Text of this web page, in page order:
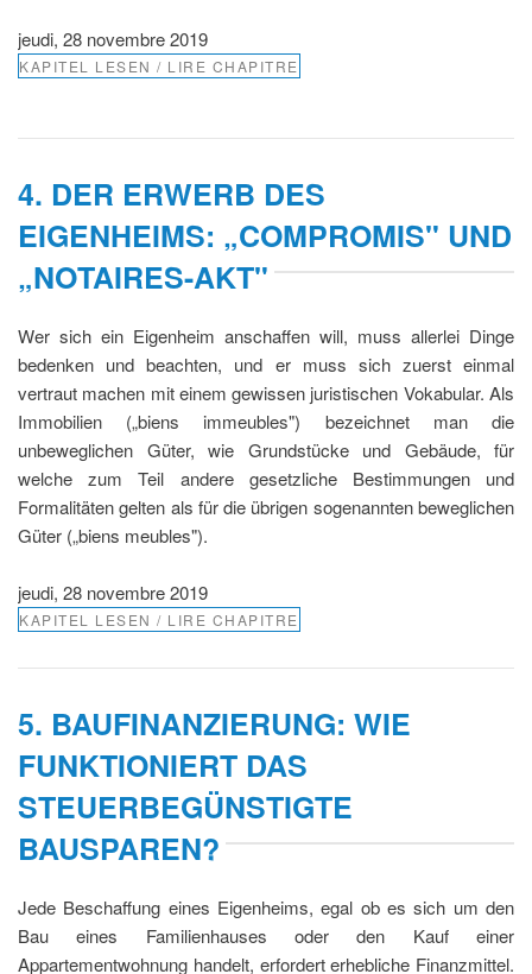
jeudi, 28 novembre 2019
KAPITEL LESEN / LIRE CHAPITRE
4. DER ERWERB DES
EIGENHEIMS: „COMPROMIS" UND
„NOTAIRES-AKT"
Wer sich ein Eigenheim anschaffen will, muss allerlei Dinge
bedenken und beachten, und er muss sich zuerst einmal
vertraut machen mit einem gewissen juristischen Vokabular. Als
Immobilien („biens immeubles") bezeichnet man die
unbeweglichen Güter, wie Grundstücke und Gebäude, für
welche zum Teil andere gesetzliche Bestimmungen und
Formalitäten gelten als für die übrigen sogenannten beweglichen
Güter („biens meubles").
jeudi, 28 novembre 2019
KAPITEL LESEN / LIRE CHAPITRE
5. BAUFINANZIERUNG: WIE
FUNKTIONIERT DAS
STEUERBEGÜNSTIGTE
BAUSPAREN?
Jede Beschaffung eines Eigenheims, egal ob es sich um den
Bau eines Familienhauses oder den Kauf einer
Appartementwohnung handelt, erfordert erhebliche Finanzmittel.